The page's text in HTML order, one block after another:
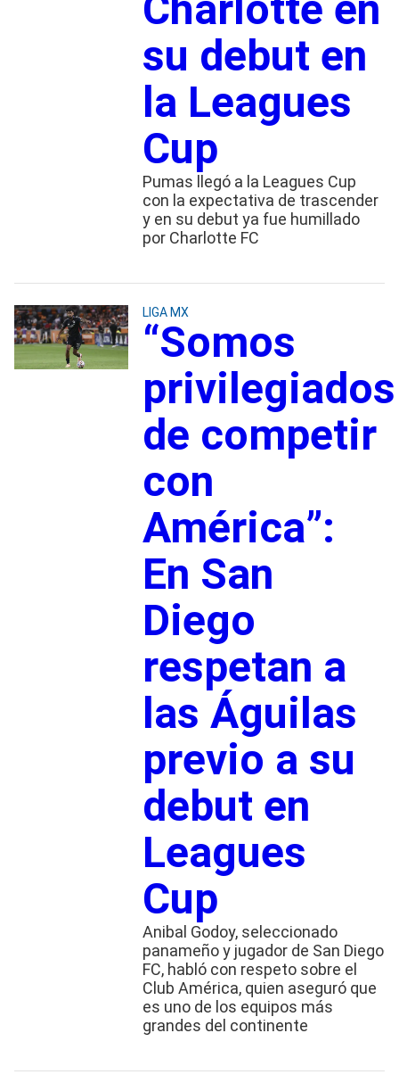
su debut en
la Leagues
Cup
Pumas llegó a la Leagues Cup
con la expectativa de trascender
y en su debut ya fue humillado
por Charlotte FC
LIGA MX
“Somos
privilegiados
de competir
con
América”:
En San
Diego
respetan a
las Águilas
previo a su
debut en
Leagues
Cup
Anibal Godoy, seleccionado
panameño y jugador de San Diego
FC, habló con respeto sobre el
Club América, quien aseguró que
es uno de los equipos más
grandes del continente